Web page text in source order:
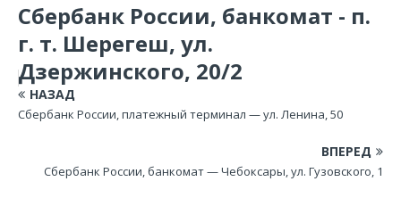
Сбербанк России, банкомат - п.
г. т. Шерегеш, ул.
Дзержинского, 20/2
НАЗАД
Сбербанк России, платежный терминал — ул. Ленина, 50
ВПЕРЕД
Сбербанк России, банкомат — Чебоксары, ул. Гузовского, 1